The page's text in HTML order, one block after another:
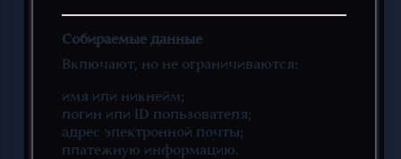
Собираемые данные
Включают, но не ограничиваются:
имя или никнейм;
логин или ID пользователя;
адрес электронной почты;
платежную информацию.